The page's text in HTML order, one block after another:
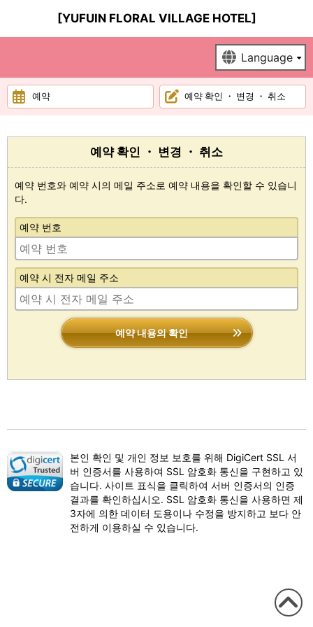
[YUFUIN FLORAL VILLAGE HOTEL]
예약 예약 확인 ・ 변경 ・ 취소
예약 확인 ・ 변경 ・ 취소
예약 번호와 예약 시의 메일 주소로 예약 내용을 확인할 수 있습니
다.
예약 번호
예약 시 전자 메일 주소
예약 내용의 확인
본인 확인 및 개인 정보 보호를 위해 DigiCert SSL 서
버 인증서를 사용하여 SSL 암호화 통신을 구현하고 있
습니다. 사이트 표식을 클릭하여 서버 인증서의 인증
결과를 확인하십시오. SSL 암호화 통신을 사용하면 제
3자에 의한 데이터 도용이나 수정을 방지하고 보다 안
전하게 이용하실 수 있습니다.